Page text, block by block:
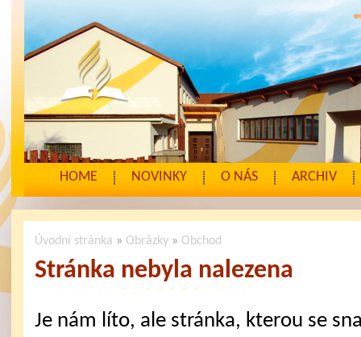
HOME NOVINKY O NÁS ARCHIV
Úvodní stránka » Obrázky » Obchod
Stránka nebyla nalezena
Je nám líto, ale stránka, kterou se